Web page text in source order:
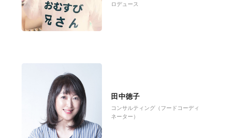
ロデュース
田中徳子
コンサルティング（フードコーディ
ネーター）